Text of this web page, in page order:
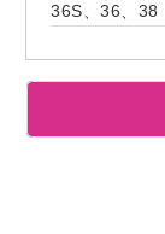
36S、36、38